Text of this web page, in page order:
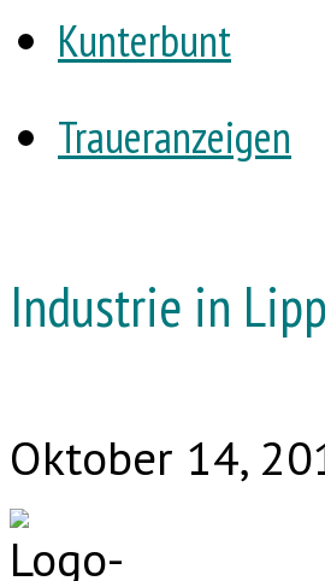
Kunterbunt
Traueranzeigen
Industrie in
Oktober 14,